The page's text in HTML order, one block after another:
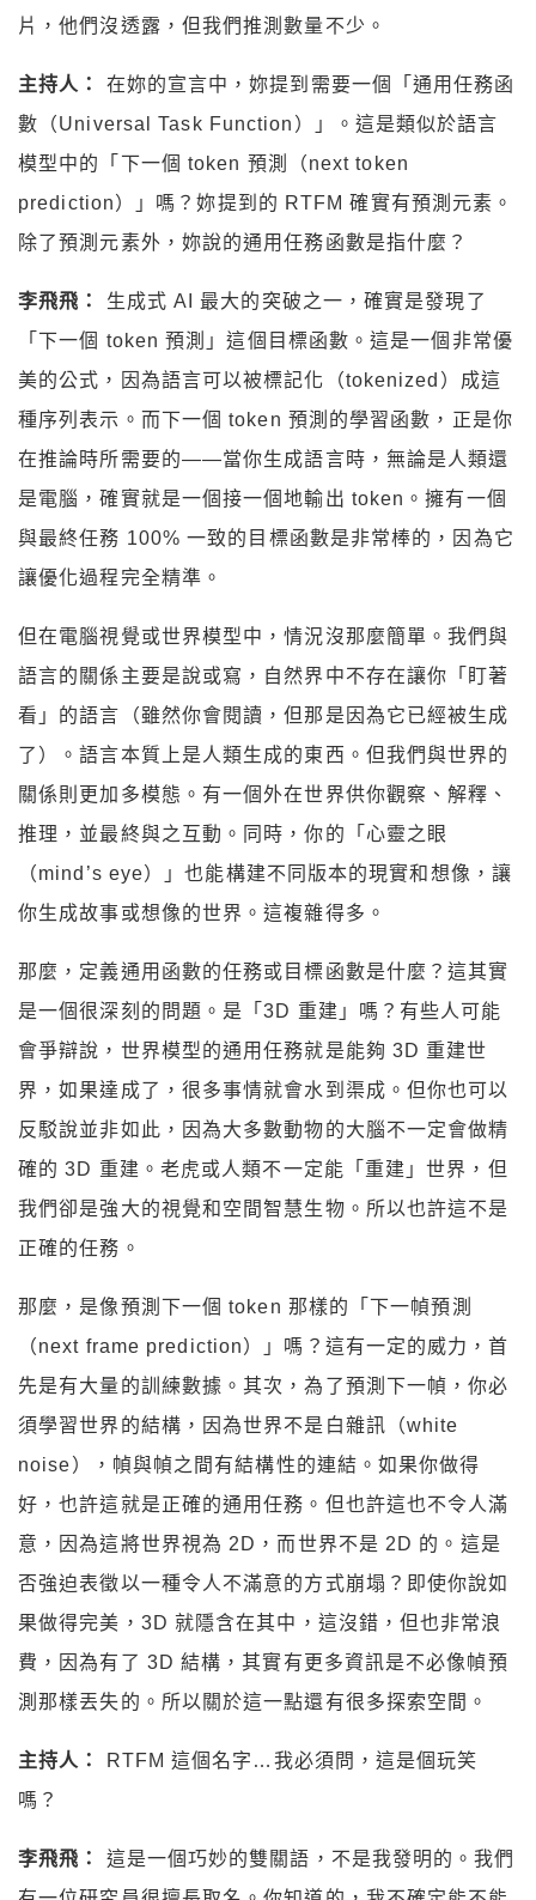
片，他們沒透露，但我們推測數量不少。
主持人：
在妳的宣言中，妳提到需要一個「通用任務函
數（Universal Task Function）」。這是類似於語言
模型中的「下一個 token 預測（next token
prediction）」嗎？妳提到的 RTFM 確實有預測元素。
除了預測元素外，妳說的通用任務函數是指什麼？
李飛飛：
生成式 AI 最大的突破之一，確實是發現了
「下一個 token 預測」這個目標函數。這是一個非常優
美的公式，因為語言可以被標記化（tokenized）成這
種序列表示。而下一個 token 預測的學習函數，正是你
在推論時所需要的——當你生成語言時，無論是人類還
是電腦，確實就是一個接一個地輸出 token。擁有一個
與最終任務 100% 一致的目標函數是非常棒的，因為它
讓優化過程完全精準。
但在電腦視覺或世界模型中，情況沒那麼簡單。我們與
語言的關係主要是說或寫，自然界中不存在讓你「盯著
看」的語言（雖然你會閱讀，但那是因為它已經被生成
了）。語言本質上是人類生成的東西。但我們與世界的
關係則更加多模態。有一個外在世界供你觀察、解釋、
推理，並最終與之互動。同時，你的「心靈之眼
（mind’s eye）」也能構建不同版本的現實和想像，讓
你生成故事或想像的世界。這複雜得多。
那麼，定義通用函數的任務或目標函數是什麼？這其實
是一個很深刻的問題。是「3D 重建」嗎？有些人可能
會爭辯說，世界模型的通用任務就是能夠 3D 重建世
界，如果達成了，很多事情就會水到渠成。但你也可以
反駁說並非如此，因為大多數動物的大腦不一定會做精
確的 3D 重建。老虎或人類不一定能「重建」世界，但
我們卻是強大的視覺和空間智慧生物。所以也許這不是
正確的任務。
那麼，是像預測下一個 token 那樣的「下一幀預測
（next frame prediction）」嗎？這有一定的威力，首
先是有大量的訓練數據。其次，為了預測下一幀，你必
須學習世界的結構，因為世界不是白雜訊（white
noise），幀與幀之間有結構性的連結。如果你做得
好，也許這就是正確的通用任務。但也許這也不令人滿
意，因為這將世界視為 2D，而世界不是 2D 的。這是
否強迫表徵以一種令人不滿意的方式崩塌？即使你說如
果做得完美，3D 就隱含在其中，這沒錯，但也非常浪
費，因為有了 3D 結構，其實有更多資訊是不必像幀預
測那樣丟失的。所以關於這一點還有很多探索空間。
主持人：
RTFM 這個名字…我必須問，這是個玩笑
嗎？
李飛飛：
這是一個巧妙的雙關語，不是我發明的。我們